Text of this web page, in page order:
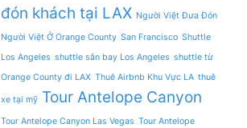
đón khách tại LAX Người Việt Đưa Đón
Người Việt Ở Orange County San Francisco Shuttle
Los Angeles shuttle sân bay Los Angeles shuttle từ
Orange County đi LAX Thuê Airbnb Khu Vực LA thuê
xe tại mỹ Tour Antelope Canyon
Tour Antelope Canyon Las Vegas Tour Antelope